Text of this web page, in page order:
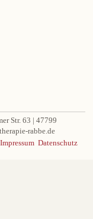
Str. 63 | 47799
rabbe.de
Datenschutz
Impressum